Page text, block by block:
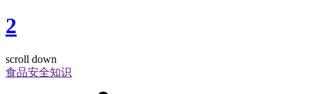
2
scroll down
食品安全知识